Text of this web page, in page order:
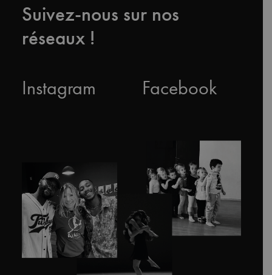
Suivez-nous sur nos
réseaux !
Instagram Facebook